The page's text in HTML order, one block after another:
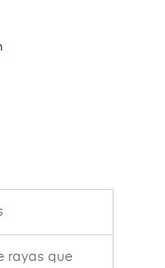
rayas que